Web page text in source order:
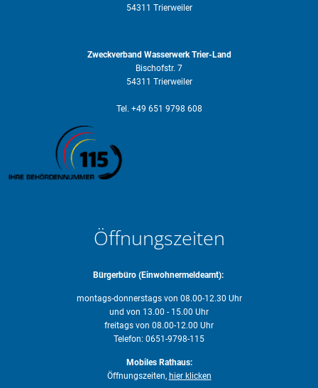
54311 Trierweiler
Zweckverband Wasserwerk Trier-Land
Bischofstr. 7
54311 Trierweiler
Tel. +49 651 9798 608
Öffnungszeiten
Bürgerbüro (Einwohnermeldeamt):
montags-donnerstags von 08.00-12.30 Uhr
und von 13.00 - 15.00 Uhr
freitags von 08.00-12.00 Uhr
Telefon: 0651-9798-115
Mobiles Rathaus:
Öffnungszeiten, hier klicken